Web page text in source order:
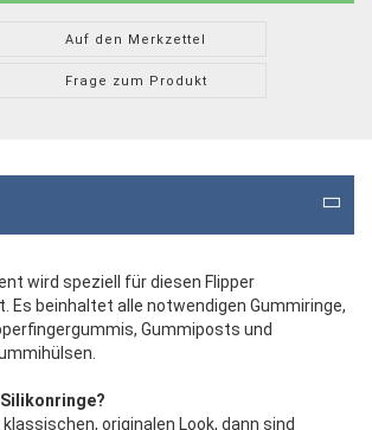
Auf den Merkzettel
Frage zum Produkt
wird speziell für diesen Flipper
Es beinhaltet alle notwendigen Gummiringe,
Gummiposts und
originalen Look, dann sind